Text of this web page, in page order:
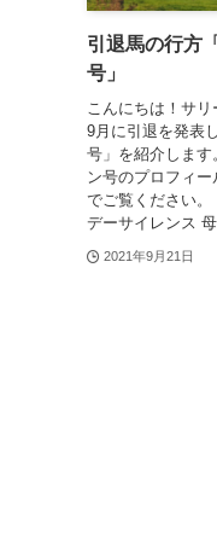
引退馬の行方
号」
こんにちは！サ
9月に引退を発表
号」を紹介しま
ン号のプロフィ
でご覧ください
デーサイレンス
2021年9月21日